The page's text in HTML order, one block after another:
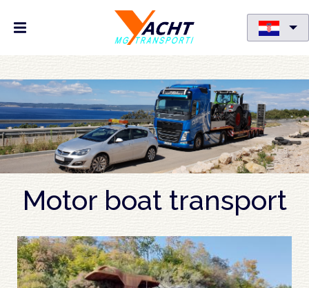
Skoči
na
glavni
sadržaj
Motor boat transport